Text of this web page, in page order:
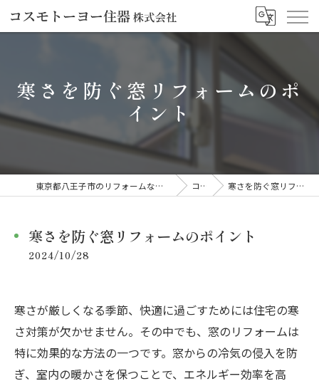
寒さを防ぐ窓リフォームのポ
イント
東京都八王子市のリフォームならコスモトーヨー住器株式会社 コラム 寒さを防ぐ窓リフォームのポイント
寒さを防ぐ窓リフォームのポイント
2024/10/28
寒さが厳しくなる季節、快適に過ごすためには住宅の寒
さ対策が欠かせません。その中でも、窓のリフォームは
特に効果的な方法の一つです。窓からの冷気の侵入を防
ぎ、室内の暖かさを保つことで、エネルギー効率を高